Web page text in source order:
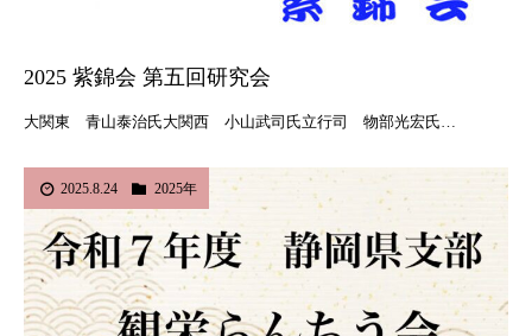
2025 紫錦会 第五回研究会
大関東 青山泰治氏大関西 小山武司氏立行司 物部光宏氏…
2025.8.24 2025年